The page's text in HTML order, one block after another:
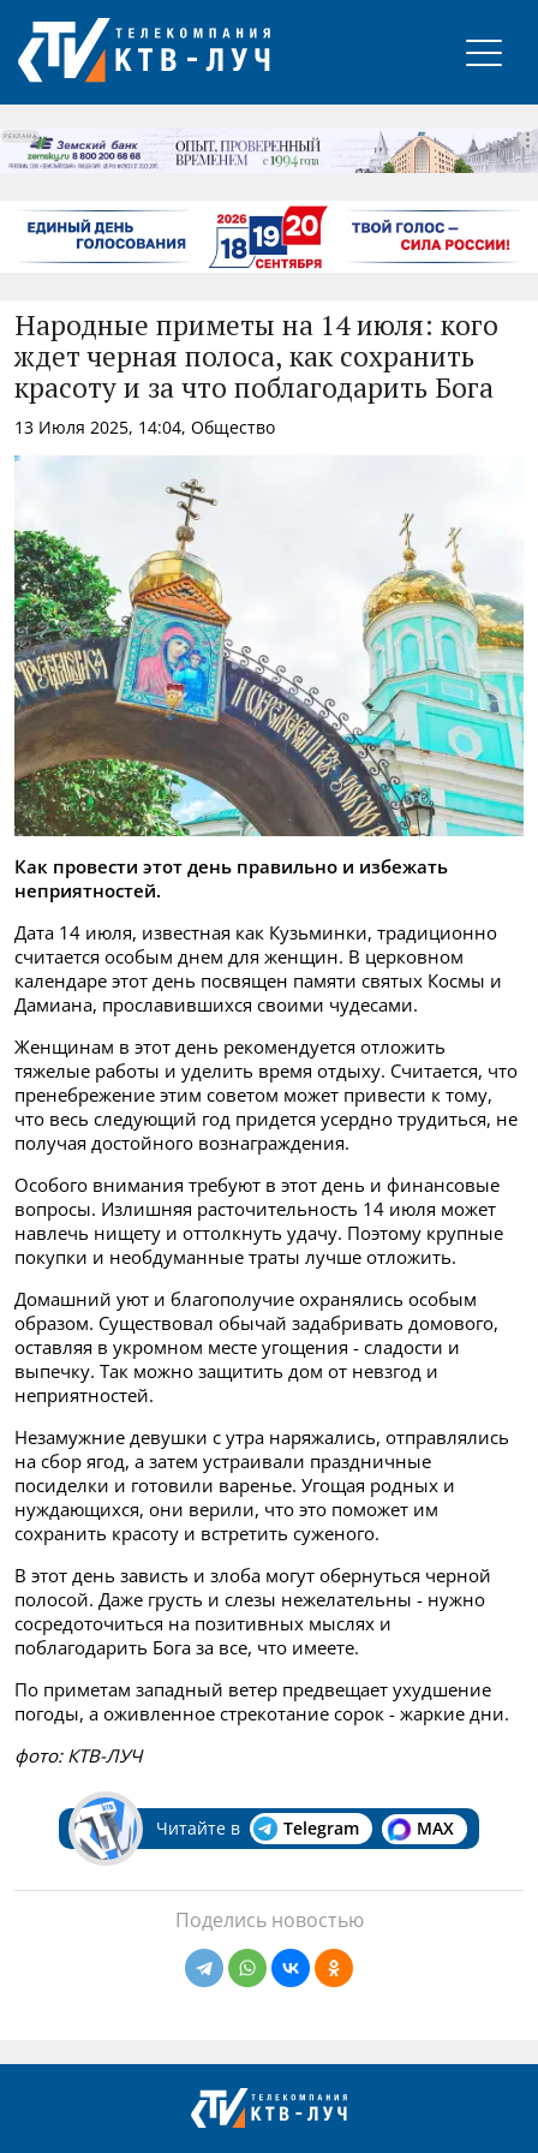
РЕКЛАМА
Народные приметы на 14 июля: кого
ждет черная полоса, как сохранить
красоту и за что поблагодарить Бога
13 Июля 2025, 14:04, Общество
Как провести этот день правильно и избежать
неприятностей.
Дата 14 июля, известная как Кузьминки, традиционно
считается особым днем для женщин. В церковном
календаре этот день посвящен памяти святых Космы и
Дамиана, прославившихся своими чудесами.
Женщинам в этот день рекомендуется отложить
тяжелые работы и уделить время отдыху. Считается, что
пренебрежение этим советом может привести к тому,
что весь следующий год придется усердно трудиться, не
получая достойного вознаграждения.
Особого внимания требуют в этот день и финансовые
вопросы. Излишняя расточительность 14 июля может
навлечь нищету и оттолкнуть удачу. Поэтому крупные
покупки и необдуманные траты лучше отложить.
Домашний уют и благополучие охранялись особым
образом. Существовал обычай задабривать домового,
оставляя в укромном месте угощения - сладости и
выпечку. Так можно защитить дом от невзгод и
неприятностей.
Незамужние девушки с утра наряжались, отправлялись
на сбор ягод, а затем устраивали праздничные
посиделки и готовили варенье. Угощая родных и
нуждающихся, они верили, что это поможет им
сохранить красоту и встретить суженого.
В этот день зависть и злоба могут обернуться черной
полосой. Даже грусть и слезы нежелательны - нужно
сосредоточиться на позитивных мыслях и
поблагодарить Бога за все, что имеете.
По приметам западный ветер предвещает ухудшение
погоды, а оживленное стрекотание сорок - жаркие дни.
фото: КТВ-ЛУЧ
Читайте в Telegram MAX
Поделись новостью